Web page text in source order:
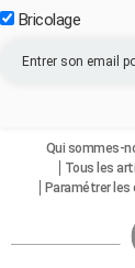
Bricolage
Qui sommes-
Tous les
Paramétrer les